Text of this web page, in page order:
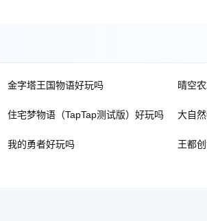
金字塔王国物语好玩吗 晴空
住宅梦物语（TapTap测试版）好玩吗 大自
我的勇者好玩吗 王都